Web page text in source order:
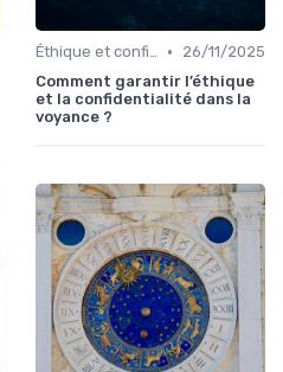
Éthique et confidentialité •
26/11/2025
Comment garantir l’éthique
et la confidentialité dans la
voyance ?